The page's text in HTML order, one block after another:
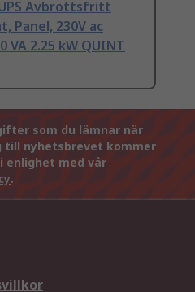
Avbrottsfritt
Panel, 230V ac
VA 2.25 kW QUINT
som du lämnar när
till nyhetsbrevet kommer
enlighet med vår
.